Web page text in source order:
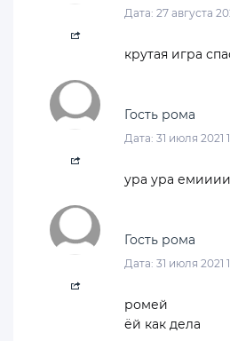
Дата: 27 августа
крутая игра
Гость рома
Дата: 31 июля 2021
ура ура
Гость рома
Дата: 31 июля 2021
ромей
ёй как дела